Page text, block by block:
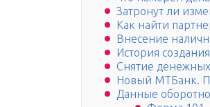
Затронут ли
Как найти
Внесение
История
Снятие
Новый МТБанк.
Данные